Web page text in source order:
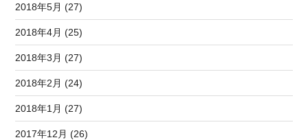
2018年5月 (27)
2018年4月 (25)
2018年3月 (27)
2018年2月 (24)
2018年1月 (27)
2017年12月 (26)